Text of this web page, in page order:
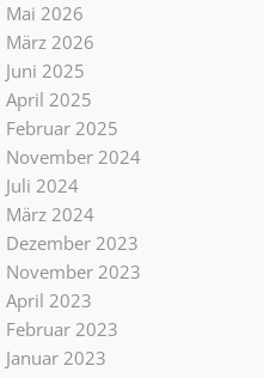
Mai 2026
März 2026
Juni 2025
April 2025
Februar 2025
November 2024
Juli 2024
März 2024
Dezember 2023
November 2023
April 2023
Februar 2023
Januar 2023